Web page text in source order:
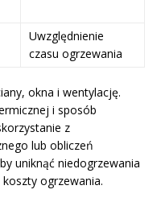
Uwzględnienie
czasu ogrzewania
okna i wentylację.
i sposób
z
lub obliczeń
uniknąć niedogrzewania
ogrzewania.